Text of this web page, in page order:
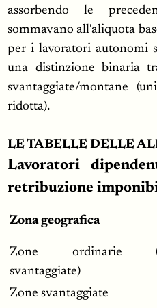
assorbendo le
sommavano all'aliquota
per i lavoratori autonomi
una distinzione binaria
svantaggiate/montane
ridotta).
LE TABELLE DELLE
Lavoratori
retribuzione
Zona geografica
Zone ordinarie
svantaggiate)
Zone svantaggiate